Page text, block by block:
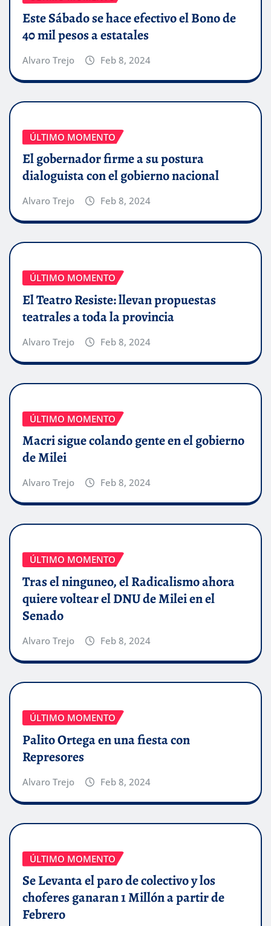
Este Sábado se hace efectivo el Bono de
40 mil pesos a estatales
Alvaro Trejo Feb 8, 2024
ÚLTIMO MOMENTO
El gobernador firme a su postura
dialoguista con el gobierno nacional
Alvaro Trejo Feb 8, 2024
ÚLTIMO MOMENTO
El Teatro Resiste: llevan propuestas
teatrales a toda la provincia
Alvaro Trejo Feb 8, 2024
ÚLTIMO MOMENTO
Macri sigue colando gente en el gobierno
de Milei
Alvaro Trejo Feb 8, 2024
ÚLTIMO MOMENTO
Tras el ninguneo, el Radicalismo ahora
quiere voltear el DNU de Milei en el
Senado
Alvaro Trejo Feb 8, 2024
ÚLTIMO MOMENTO
Palito Ortega en una fiesta con
Represores
Alvaro Trejo Feb 8, 2024
ÚLTIMO MOMENTO
Se Levanta el paro de colectivo y los
choferes ganaran 1 Millón a partir de
Febrero